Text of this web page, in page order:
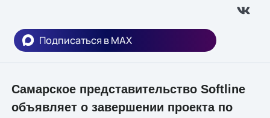
Подписаться в MAX
Самарское представительство Softline
объявляет о завершении проекта по